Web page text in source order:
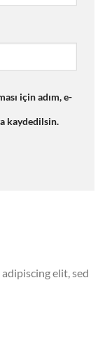
için adım, e-
kaydedilsin.
elit, sed